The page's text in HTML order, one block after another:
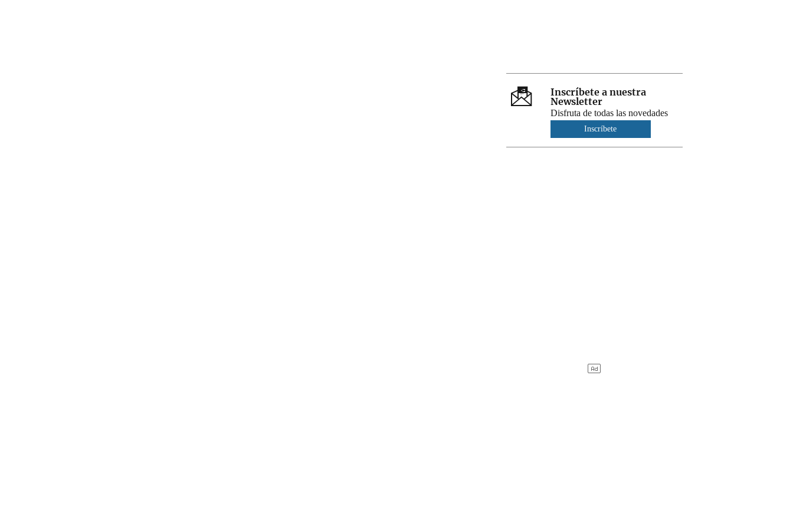
Inscríbete a nuestra
Newsletter
Disfruta de todas las novedades
Inscríbete